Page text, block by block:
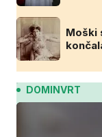
Moški
DOMINVRT